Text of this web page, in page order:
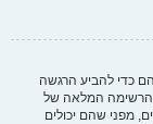
כדי להביע הרגשה
הרשימה המלאה של
מפני שהם יכולים